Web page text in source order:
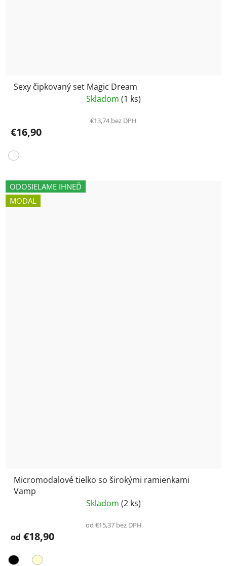
Sexy čipkovaný set Magic Dream
Skladom (1 ks)
€13,74 bez DPH
€16,90
ODOSIELAME IHNEĎ
MODAL
Micromodalové tielko so širokými ramienkami
Vamp
Skladom (2 ks)
od €15,37 bez DPH
od €18,90